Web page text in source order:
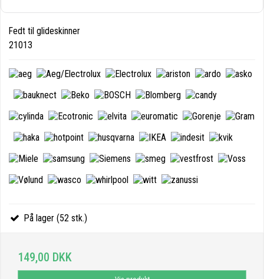
Fedt til glideskinner
21013
På lager (52 stk.)
149,00 DKK